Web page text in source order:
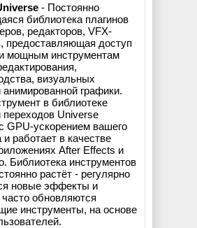
- Постоянно
библиотека плагинов
редакторов, VFX-
предоставляющая доступ
мощным инструментам
визуальных
графики.
в библиотеке
Universe
GPU-ускорением вашего
работает в качестве
After Effects и
Библиотека инструментов
растёт - регулярно
новые эффекты и
обновляются
инструменты, на основе